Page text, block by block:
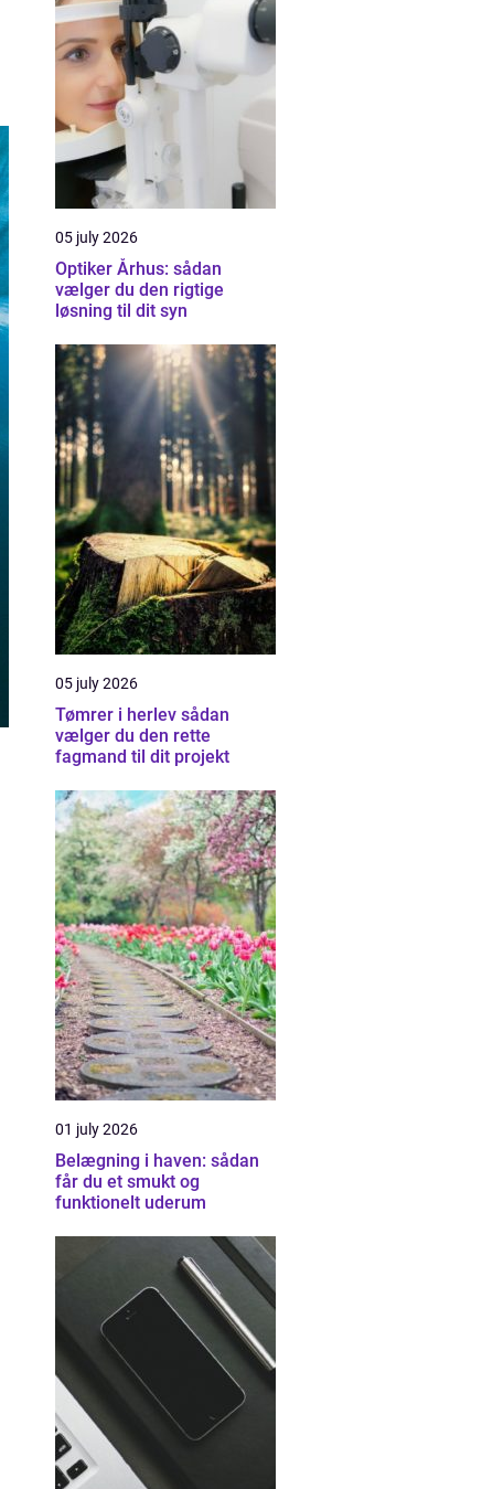
05 july 2026
Optiker Århus: sådan
vælger du den rigtige
løsning til dit syn
05 july 2026
Tømrer i herlev sådan
vælger du den rette
fagmand til dit projekt
01 july 2026
Belægning i haven: sådan
får du et smukt og
funktionelt uderum